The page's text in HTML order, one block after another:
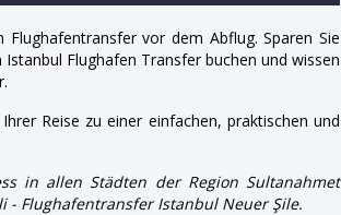
vor dem Abflug. Sparen Sie
Flughafen Transfer buchen und wissen
Reise zu einer einfachen, praktischen und
in allen Städten der Region Sultanahmet
- Flughafentransfer Istanbul Neuer Şile.